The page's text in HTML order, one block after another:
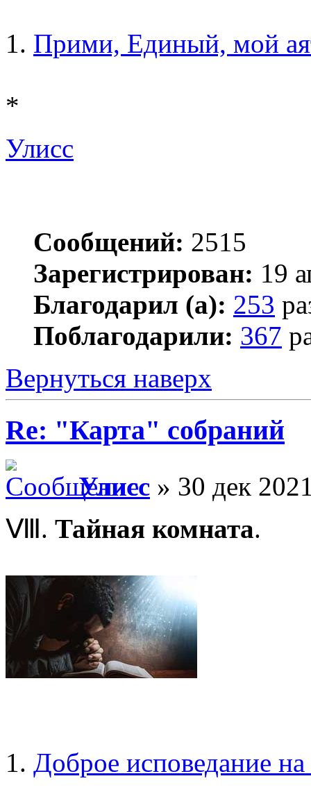
1. Прими, Единый, мой
*
Улисс
Сообщений: 2515
Зарегистрирован: 19
Благодарил (а): 253
Поблагодарили: 367
Вернуться наверх
Re: "Карта" собраний
Улисс » 30 дек
Ⅷ. Тайная комната.
1. Доброе исповедание